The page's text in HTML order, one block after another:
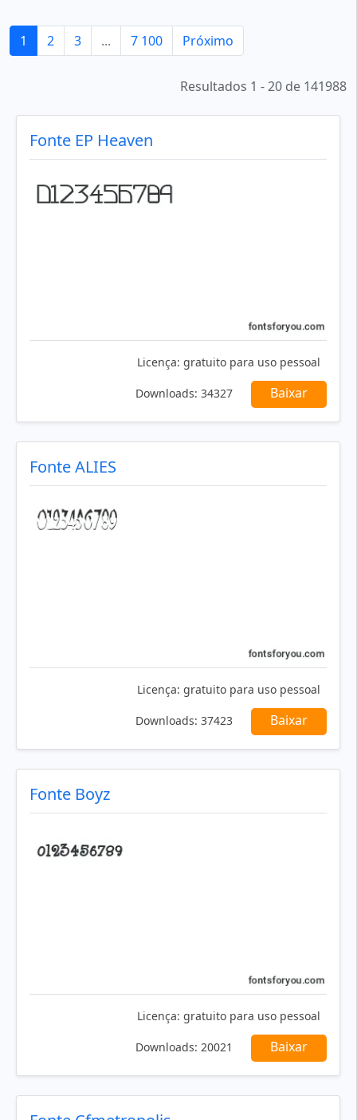
1 2 3 ... 7 100 Próximo
Resultados 1 - 20 de 141988
Fonte EP Heaven
Licença: gratuito para uso pessoal
Downloads: 34327 Baixar
Fonte ALIES
Licença: gratuito para uso pessoal
Downloads: 37423 Baixar
Fonte Boyz
Licença: gratuito para uso pessoal
Downloads: 20021 Baixar